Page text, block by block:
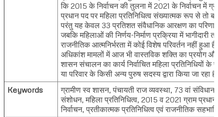
कि 2015 के निर्वाचन की तुलना में 2021 के निर्वाचन में
प्रधान पद पर महिला प्रतिनिधित्व संख्यात्मक रूप से तो
परंतु यह केवल 33 प्रतिशत संवैधानिक आरक्षण का
जबकि महिलाओं की निर्णय-निर्माण प्रक्रिया में भागीदारी
राजनीतिक आत्मनिर्भरता में कोई विशेष परिवर्तन नहीं हुआ
अधिकांश मामलों में आज भी वास्तविक शक्ति का प्रयोग और
शासन संचालन का कार्य निर्वाचित महिला प्रतिनिधियों के
या परिवार के किसी अन्य पुरुष सदस्य द्वारा किया जा रहा
Keywords
ग्रामीण स्व शासन, पंचायती राज व्यवस्था, 73 वां संविधान
संशोधन, महिला प्रतिनिधित्व, 2015 व 2021 ग्राम प्रधान
निर्वाचन, प्रतीकात्मक प्रतिनिधित्व एवं राजनीतिक